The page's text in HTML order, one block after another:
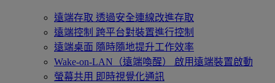
遠端存取 透過安全連線改進存取
遠端控制 跨平台對裝置進行控制
遠端桌面 隨時隨地提升工作效率
Wake-on-LAN（遠端喚醒）
啟用遠端裝置啟動
螢幕共用 即時視覺化通訊